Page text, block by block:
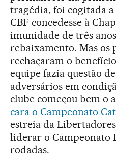
tragédia, foi cogitada
CBF concedesse à
imunidade de três
rebaixamento. Mas
rechaçaram o
equipe fazia questão
adversários em
clube começou bem o
cara o Campeonato
estreia da
liderar o Campeonato
rodadas.